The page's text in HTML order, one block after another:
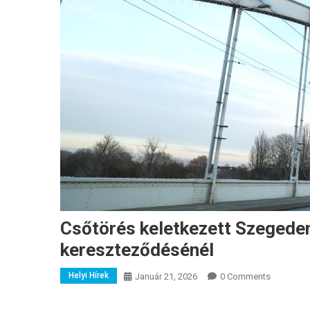
Csőtörés keletkezett
kereszteződésénél
Helyi Hírek Január 21, 2026 0 Comments